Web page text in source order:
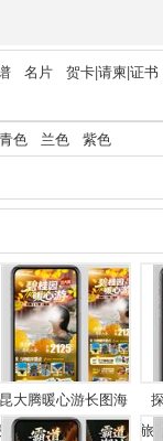
名片 贺卡|请柬|证书
青色 兰色 紫色
昆大腾暖心游长图海
旅